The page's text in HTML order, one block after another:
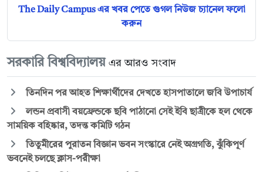
The Daily Campus এর খবর পেতে গুগল নিউজ চ্যানেল ফলো
করুন
সরকারি বিশ্ববিদ্যালয় এর আরও সংবাদ
তিনদিন পর আহত শিক্ষার্থীদের দেখতে হাসপাতালে জবি উপাচার্য
লন্ডন প্রবাসী বয়ফ্রেন্ডকে ছবি পাঠানো সেই ইবি ছাত্রীকে হল থেকে
সাময়িক বহিষ্কার, তদন্ত কমিটি গঠন
তিতুমীরের পুরাতন বিজ্ঞান ভবন সংস্কারে নেই অগ্রগতি, ঝুঁকিপূর্ণ
ভবনেই চলছে ক্লাস-পরীক্ষা